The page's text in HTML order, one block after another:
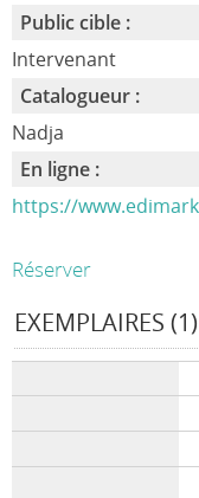
Public cible :
Intervenant
Catalogueur :
Nadja
En ligne :
https://
Réserver
EXEMPLAIRES (1)